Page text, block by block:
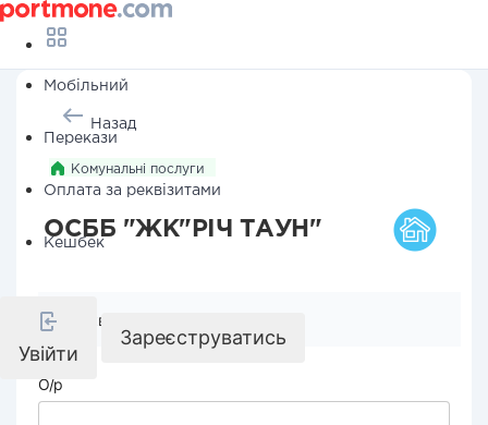
Мобільний
Перекази
Оплата за реквізитами
Кешбек
Увійти
Зареєструватись
Назад
Комунальні послуги
ОСББ "ЖК"РІЧ ТАУН"
Реквізити компанії
О/р